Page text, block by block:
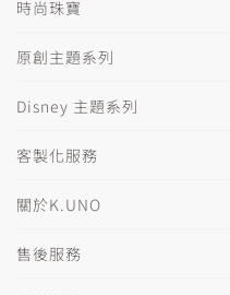
時尚珠寶
原創主題系列
Disney 主題系列
客製化服務
關於K.UNO
售後服務